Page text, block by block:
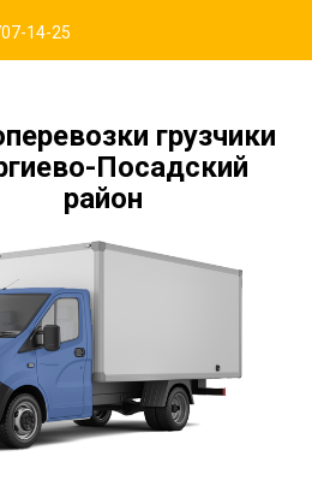
грузчики
Посадский
район
14-25